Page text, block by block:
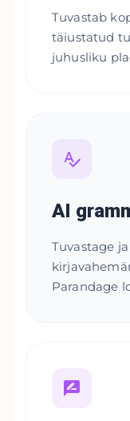
Tuvastab
täiustatud
juhusliku
AI
Tuvastage
Parandage